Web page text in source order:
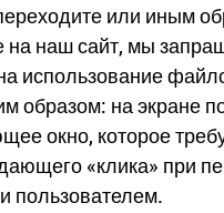
или иным
на наш сайт, мы
использование
образом: на экране
окно, которое
«клика» при
пользователем.